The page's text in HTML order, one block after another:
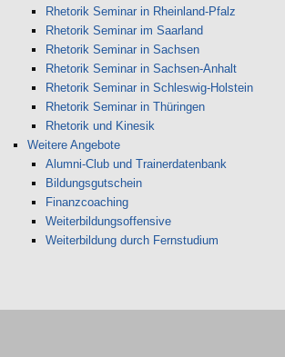
Rhetorik Seminar in Rheinland-Pfalz
Rhetorik Seminar im Saarland
Rhetorik Seminar in Sachsen
Rhetorik Seminar in Sachsen-Anhalt
Rhetorik Seminar in Schleswig-Holstein
Rhetorik Seminar in Thüringen
Rhetorik und Kinesik
Weitere Angebote
Alumni-Club und Trainerdatenbank
Bildungsgutschein
Finanzcoaching
Weiterbildungsoffensive
Weiterbildung durch Fernstudium